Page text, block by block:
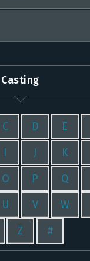
Casting
C D E
I J K
O P Q
U V W
Z #